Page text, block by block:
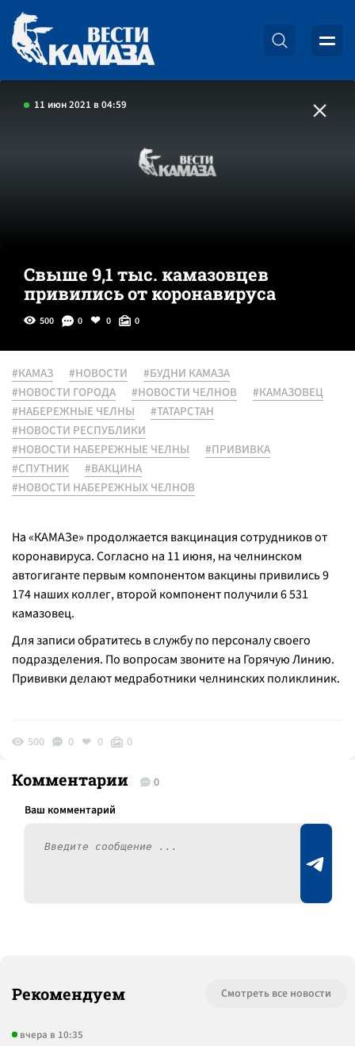
11 июн 2021 в 04:59
Свыше 9,1 тыс. камазовцев
привились от коронавируса
500 0 0 0
#КАМАЗ #НОВОСТИ
#БУДНИ КАМАЗА
#НОВОСТИ ГОРОДА
#НОВОСТИ ЧЕЛНОВ
#КАМАЗОВЕЦ
#НАБЕРЕЖНЫЕ ЧЕЛНЫ
#ТАТАРСТАН
#НОВОСТИ РЕСПУБЛИКИ
#НОВОСТИ НАБЕРЕЖНЫЕ ЧЕЛНЫ
#ПРИВИВКА
#СПУТНИК
#ВАКЦИНА
#НОВОСТИ НАБЕРЕЖНЫХ ЧЕЛНОВ
На «КАМАЗе» продолжается вакцинация сотрудников от
коронавируса. Согласно на 11 июня, на челнинском
автогиганте первым компонентом вакцины привились 9
174 наших коллег, второй компонент получили 6 531
камазовец.
Для записи обратитесь в службу по персоналу своего
подразделения. По вопросам звоните на Горячую Линию.
Прививки делают медработники челнинских поликлиник.
500 0 0 0
Комментарии 0
Рекомендуем Смотреть все новости
вчера в 10:35